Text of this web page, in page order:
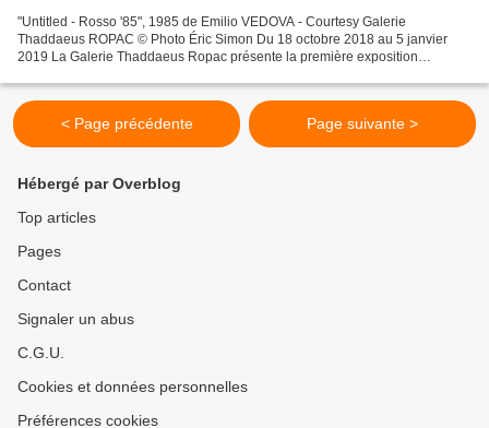
"Untitled - Rosso '85", 1985 de Emilio VEDOVA - Courtesy Galerie
Thaddaeus ROPAC © Photo Éric Simon Du 18 octobre 2018 au 5 janvier
2019 La Galerie Thaddaeus Ropac présente la première exposition
< Page précédente Page suivante >
Hébergé par Overblog
Top articles
Pages
Contact
Signaler un abus
C.G.U.
Cookies et données personnelles
Préférences cookies